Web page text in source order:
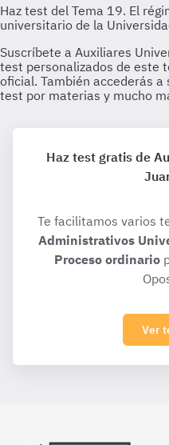
Haz test gratis de
Te facilitamos varios
Administrativos
Proceso ordinario
Ver